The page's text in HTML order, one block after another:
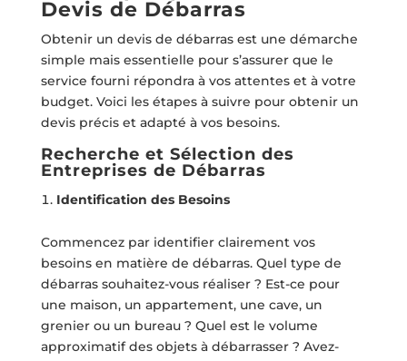
Devis de Débarras
Obtenir un devis de débarras est une démarche
simple mais essentielle pour s’assurer que le
service fourni répondra à vos attentes et à votre
budget. Voici les étapes à suivre pour obtenir un
devis précis et adapté à vos besoins.
Recherche et Sélection des
Entreprises de Débarras
Identification des Besoins
Commencez par identifier clairement vos
besoins en matière de débarras. Quel type de
débarras souhaitez-vous réaliser ? Est-ce pour
une maison, un appartement, une cave, un
grenier ou un bureau ? Quel est le volume
approximatif des objets à débarrasser ? Avez-